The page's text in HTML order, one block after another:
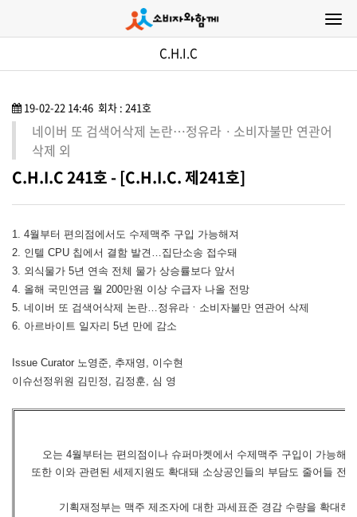
C.H.I.C
19-02-22 14:46 회차 : 241호
네이버 또 검색어삭제 논란…정유라ㆍ소비자불만 연관어
삭제 외
C.H.I.C 241호 - [C.H.I.C. 제241호]
1. 4월부터 편의점에서도 수제맥주 구입 가능해져
2. 인텔 CPU 칩에서 결함 발견…집단소송 접수돼
3. 외식물가 5년 연속 전체 물가 상승률보다 앞서
4. 올해 국민연금 월 200만원 이상 수급자 나올 전망
5. 네이버 또 검색어삭제 논란…정유라ㆍ소비자불만 연관어 삭제
6. 아르바이트 일자리 5년 만에 감소
Issue Curator 노영준, 추재영, 이수현
이슈선정위원 김민정, 김정훈, 심 영
오는 4월부터는 편의점이나 슈퍼마켓에서 수제맥주 구입이 가능해
또한 이와 관련된 세제지원도 확대돼 소상공인들의 부담도 줄어들 전
기획재정부는 맥주 제조자에 대한 과세표준 경감 수량을 확대하